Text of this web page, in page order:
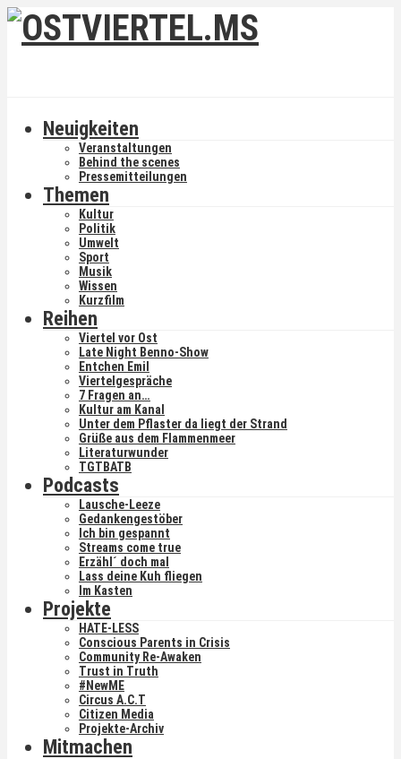
Neuigkeiten
Veranstaltungen
Behind the scenes
Pressemitteilungen
Themen
Kultur
Politik
Umwelt
Sport
Musik
Wissen
Kurzfilm
Reihen
Viertel vor Ost
Late Night Benno-Show
Entchen Emil
Viertelgespräche
7 Fragen an…
Kultur am Kanal
Unter dem Pflaster da liegt der Strand
Grüße aus dem Flammenmeer
Literaturwunder
TGTBATB
Podcasts
Lausche-Leeze
Gedankengestöber
Ich bin gespannt
Streams come true
Erzähl´ doch mal
Lass deine Kuh fliegen
Im Kasten
Projekte
HATE-LESS
Conscious Parents in Crisis
Community Re-Awaken
Trust in Truth
#NewME
Circus A.C.T
Citizen Media
Projekte-Archiv
Mitmachen